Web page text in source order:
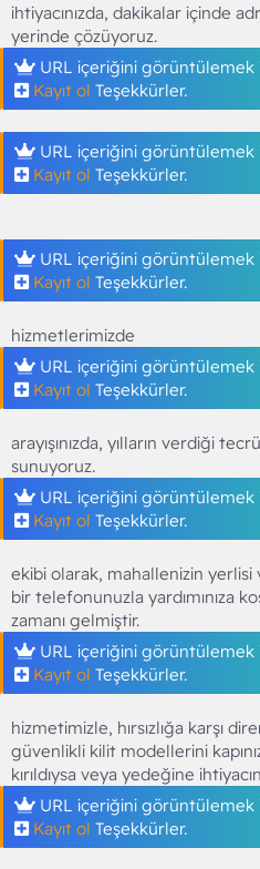
ihtiyacınızda, dakikalar içinde
yerinde çözüyoruz.
URL içeriğini görüntülemek
Kayıt ol Teşekkürler.
URL içeriğini görüntülemek
Kayıt ol Teşekkürler.
URL içeriğini görüntülemek
Kayıt ol Teşekkürler.
hizmetlerimizde
URL içeriğini görüntülemek
Kayıt ol Teşekkürler.
arayışınızda, yılların verdiği
sunuyoruz.
URL içeriğini görüntülemek
Kayıt ol Teşekkürler.
ekibi olarak, mahallenizin yerlisi
bir telefonunuzla yardımınıza
zamanı gelmiştir.
URL içeriğini görüntülemek
Kayıt ol Teşekkürler.
hizmetimizle, hırsızlığa karşı
güvenlikli kilit modellerini
kırıldıysa veya yedeğine
URL içeriğini görüntülemek
Kayıt ol Teşekkürler.